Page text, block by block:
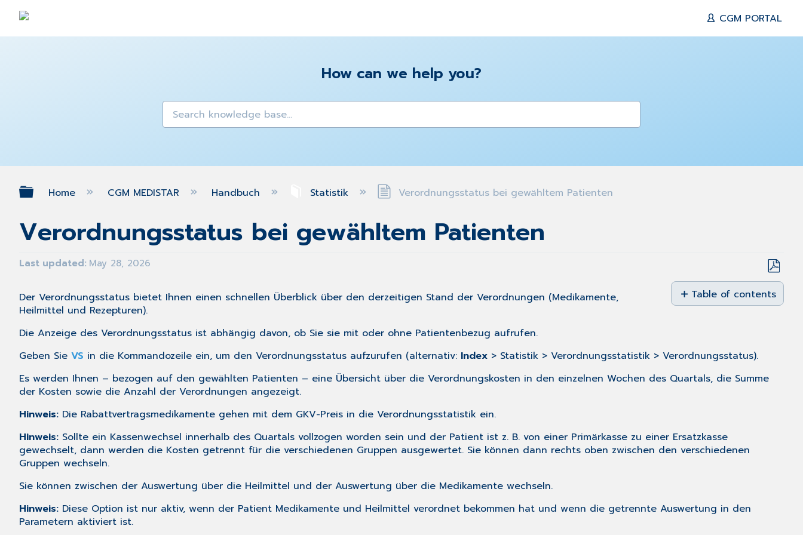
CGM PORTAL
How can we help you?
Expand/collapse global hierarchy
Home CGM MEDISTAR Handbuch Statistik Verordnungsstatus bei gewähltem Patienten
Verordnungsstatus bei gewähltem Patienten
Last updated May 28, 2026
Save
as
PDF
Table of contents
No
Der Verordnungsstatus bietet Ihnen einen schnellen Überblick über den derzeitigen Stand der Verordnungen (Medikamente,
Heilmittel und Rezepturen).
Die Anzeige des Verordnungsstatus ist abhängig davon, ob Sie sie mit oder ohne Patientenbezug aufrufen.
Geben Sie VS in die Kommandozeile ein, um den Verordnungsstatus aufzurufen (alternativ: Index > Statistik > Verordnungsstatistik > Verordnungsstatus).
Es werden Ihnen – bezogen auf den gewählten Patienten – eine Übersicht über die Verordnungskosten in den einzelnen Wochen des Quartals, die Summe
der Kosten sowie die Anzahl der Verordnungen angezeigt.
Hinweis: Die Rabattvertragsmedikamente gehen mit dem GKV-Preis in die Verordnungsstatistik ein.
Hinweis: Sollte ein Kassenwechsel innerhalb des Quartals vollzogen worden sein und der Patient ist z. B. von einer Primärkasse zu einer Ersatzkasse
gewechselt, dann werden die Kosten getrennt für die verschiedenen Gruppen ausgewertet. Sie können dann rechts oben zwischen den verschiedenen
Gruppen wechseln.
Sie können zwischen der Auswertung über die Heilmittel und der Auswertung über die Medikamente wechseln.
Hinweis: Diese Option ist nur aktiv, wenn der Patient Medikamente und Heilmittel verordnet bekommen hat und wenn die getrennte Auswertung in den
Parametern aktiviert ist.